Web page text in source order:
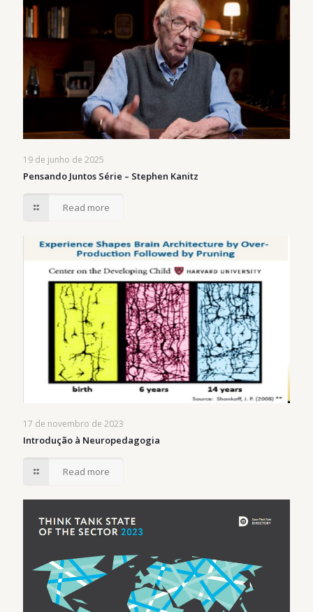
19 de junho de 2025
Pensando Juntos Série – Stephen Kanitz
Read more
17 de novembro de 2023
Introdução à Neuropedagogia
Read more